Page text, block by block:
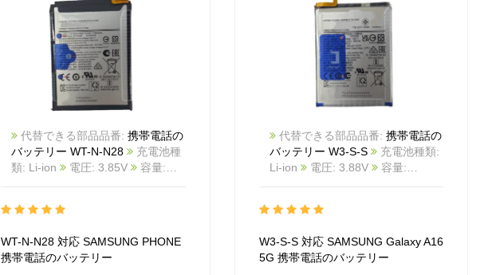
代替できる部品品番: 携帯電話の
バッテリー WT-N-N28
充電池種
類: Li-ion
電圧: 3.85V
2511BA1027M_Te
WT-N-N28 対応ラッ モデル: For
SAMSUNG PHONE
WT-N-N28 対応 SAMSUNG PHONE
携帯電話のバッテリー
代替できる部品品番: 携帯電話の
バッテリー W3-S-S
充電池種類:
Li-ion
電圧: 3.88V
容量:
互換 SAMSUNG Galaxy A16 5G
ル: For SAMSUNG Galaxy A16 5G
W3-S-S 対応 SAMSUNG Galaxy A16
5G 携帯電話のバッテリー